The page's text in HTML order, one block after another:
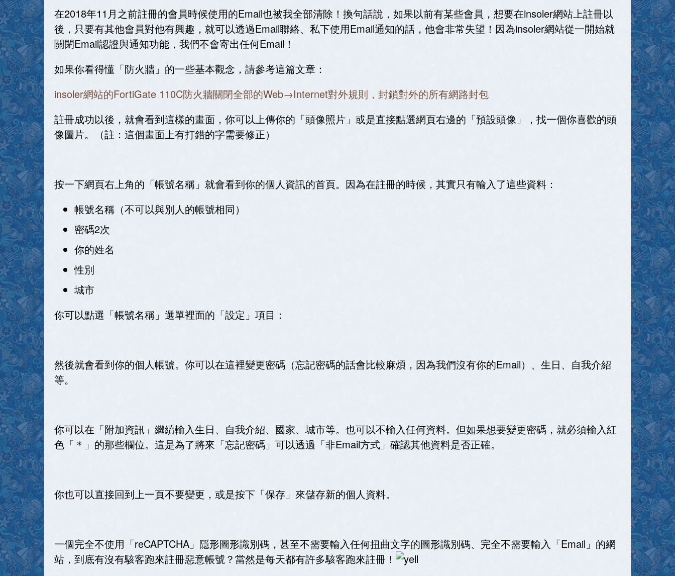
在2018年11月之前註冊的會員時候使用的Email也被我全部清除！換句話說，如果以前有某些會員，想要在insoler網站上註冊以
後，只要有其他會員對他有興趣，就可以透過Email聯絡、私下使用Email通知的話，他會非常失望！因為insoler網站從一開始就
關閉Email認證與通知功能，我們不會寄出任何Email！
如果你看得懂「防火牆」的一些基本觀念，請參考這篇文章：
insoler網站的FortiGate 110C防火牆關閉全部的Web→Internet對外規則，封鎖對外的所有網路封包
註冊成功以後，就會看到這樣的畫面，你可以上傳你的「頭像照片」或是直接點選網頁右邊的「預設頭像」，找一個你喜歡的頭
像圖片。（註：這個畫面上有打錯的字需要修正）
按一下網頁右上角的「帳號名稱」就會看到你的個人資訊的首頁。因為在註冊的時候，其實只有輸入了這些資料：
帳號名稱（不可以與別人的帳號相同）
密碼2次
你的姓名
性別
城市
你可以點選「帳號名稱」選單裡面的「設定」項目：
然後就會看到你的個人帳號。你可以在這裡變更密碼（忘記密碼的話會比較麻煩，因為我們沒有你的Email）、生日、自我介紹
等。
你可以在「附加資訊」繼續輸入生日、自我介紹、國家、城市等。也可以不輸入任何資料。但如果想要變更密碼，就必須輸入紅
色「＊」的那些欄位。這是為了將來「忘記密碼」可以透過「非Email方式」確認其他資料是否正確。
你也可以直接回到上一頁不要變更，或是按下「保存」來儲存新的個人資料。
一個完全不使用「reCAPTCHA」隱形圖形識別碼，甚至不需要輸入任何扭曲文字的圖形識別碼、完全不需要輸入「Email」的網
站，到底有沒有駭客跑來註冊惡意帳號？當然是每天都有許多駭客跑來註冊！